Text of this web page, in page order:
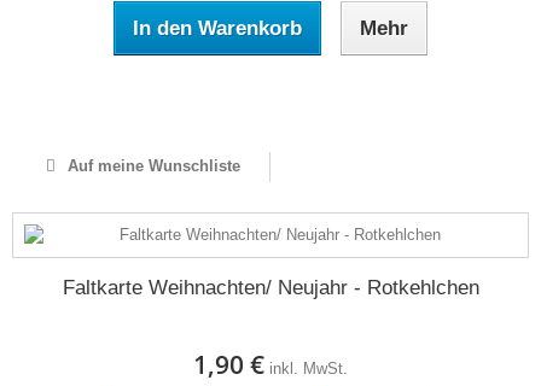
In den Warenkorb Mehr
Auf meine Wunschliste
Faltkarte Weihnachten/ Neujahr - Rotkehlchen
1,90 € inkl. MwSt.